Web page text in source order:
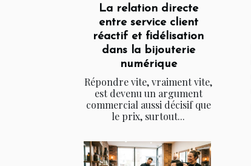
La relation directe
entre service client
réactif et fidélisation
dans la bijouterie
numérique
Répondre vite, vraiment vite,
est devenu un argument
commercial aussi décisif que
le prix, surtout...